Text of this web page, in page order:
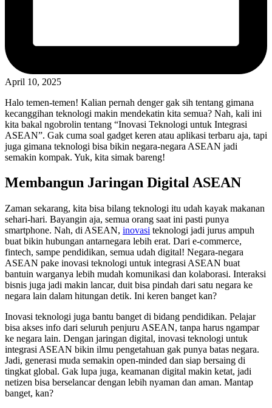
April 10, 2025
Halo temen-temen! Kalian pernah denger gak sih tentang gimana
kecanggihan teknologi makin mendekatin kita semua? Nah, kali ini
kita bakal ngobrolin tentang “Inovasi Teknologi untuk Integrasi
ASEAN”. Gak cuma soal gadget keren atau aplikasi terbaru aja, tapi
juga gimana teknologi bisa bikin negara-negara ASEAN jadi
semakin kompak. Yuk, kita simak bareng!
Membangun Jaringan Digital ASEAN
Zaman sekarang, kita bisa bilang teknologi itu udah kayak makanan
sehari-hari. Bayangin aja, semua orang saat ini pasti punya
smartphone. Nah, di ASEAN, inovasi teknologi jadi jurus ampuh
buat bikin hubungan antarnegara lebih erat. Dari e-commerce,
fintech, sampe pendidikan, semua udah digital! Negara-negara
ASEAN pake inovasi teknologi untuk integrasi ASEAN buat
bantuin warganya lebih mudah komunikasi dan kolaborasi. Interaksi
bisnis juga jadi makin lancar, duit bisa pindah dari satu negara ke
negara lain dalam hitungan detik. Ini keren banget kan?
Inovasi teknologi juga bantu banget di bidang pendidikan. Pelajar
bisa akses info dari seluruh penjuru ASEAN, tanpa harus ngampar
ke negara lain. Dengan jaringan digital, inovasi teknologi untuk
integrasi ASEAN bikin ilmu pengetahuan gak punya batas negara.
Jadi, generasi muda semakin open-minded dan siap bersaing di
tingkat global. Gak lupa juga, keamanan digital makin ketat, jadi
netizen bisa berselancar dengan lebih nyaman dan aman. Mantap
banget, kan?